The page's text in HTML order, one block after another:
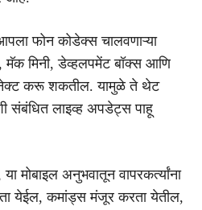
फोन कोडेक्स चालवणाऱ्या
मिनी, डेव्हलपमेंट बॉक्स आणि
करू शकतील. यामुळे ते थेट
संबंधित लाइव्ह अपडेट्स पाहू
मोबाइल अनुभवातून वापरकर्त्यांना
येईल, कमांड्स मंजूर करता येतील,